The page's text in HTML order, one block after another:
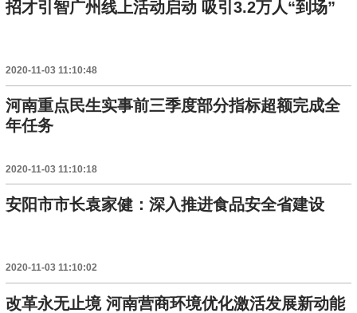
招才引智广州线上活动启动 吸引3.2万人“到场”
2020-11-03 11:10:48
河南重点民生实事前三季度部分指标超额完成全
年任务
2020-11-03 11:10:18
安阳市市长袁家健：深入推进食品安全省建设
2020-11-03 11:10:02
改革永无止境 河南营商环境优化激活发展新动能